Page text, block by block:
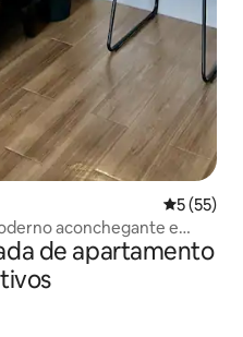
5 de uma
5 (55)
aconchegante e
de apartamento